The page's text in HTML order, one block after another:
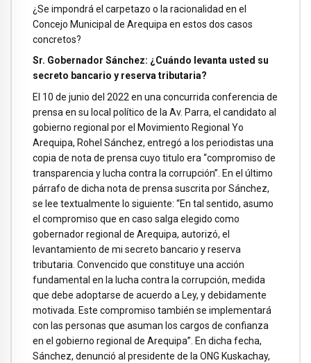
¿Se impondrá el carpetazo o la racionalidad en el
Concejo Municipal de Arequipa en estos dos casos
concretos?
Sr. Gobernador Sánchez: ¿Cuándo levanta usted su
secreto bancario y reserva tributaria?
El 10 de junio del 2022 en una concurrida conferencia de
prensa en su local político de la Av. Parra, el candidato al
gobierno regional por el Movimiento Regional Yo
Arequipa, Rohel Sánchez, entregó a los periodistas una
copia de nota de prensa cuyo titulo era “compromiso de
transparencia y lucha contra la corrupción”. En el último
párrafo de dicha nota de prensa suscrita por Sánchez,
se lee textualmente lo siguiente: “En tal sentido, asumo
el compromiso que en caso salga elegido como
gobernador regional de Arequipa, autorizó, el
levantamiento de mi secreto bancario y reserva
tributaria. Convencido que constituye una acción
fundamental en la lucha contra la corrupción, medida
que debe adoptarse de acuerdo a Ley, y debidamente
motivada. Este compromiso también se implementará
con las personas que asuman los cargos de confianza
en el gobierno regional de Arequipa”. En dicha fecha,
Sánchez, denunció al presidente de la ONG Kuskachay,